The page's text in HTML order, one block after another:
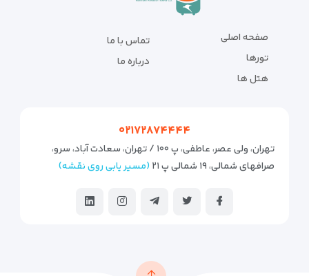
صفحه اصلی
تورها
هتل ها
تماس با ما
درباره ما
۰۲۱۷۲۸۷۴۴۴۴
تهران، ولی عصر، عاطفی، پ ۱۰۰ / تهران، سعادت آباد، سرو،
صرافهای شمالی، ۱۹ شمالی پ ۲۱
(مسیر یابی روی نقشه)